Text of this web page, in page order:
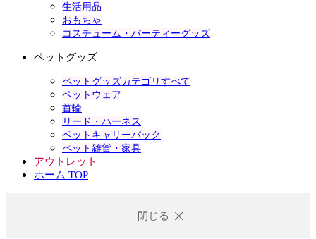
生活用品
おもちゃ
コスチューム・パーティーグッズ
ペットグッズ
ペットグッズカテゴリすべて
ペットウェア
首輪
リード・ハーネス
ペットキャリーバック
ペット雑貨・家具
アウトレット
ホーム TOP
閉じる